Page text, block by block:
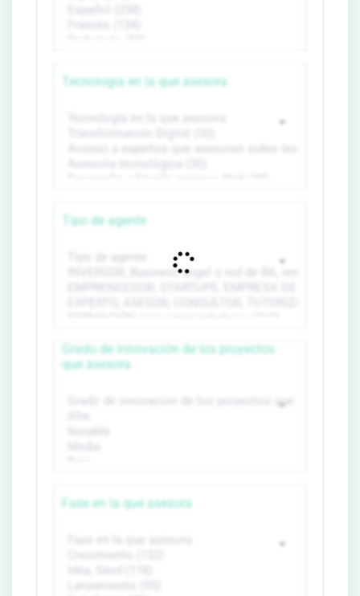
Tecnología en la que asesora
Tipo de agente
Grado de innovación de los proyectos
que asesora
Fase en la que asesora